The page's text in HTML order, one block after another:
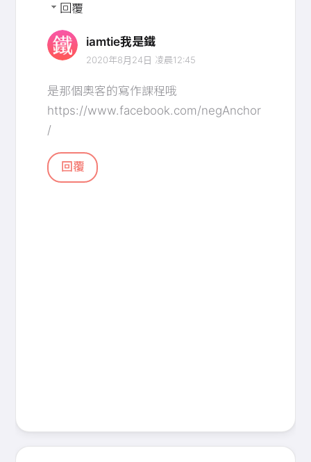
回覆
iamtie我是鐵
2020年8月24日 凌晨12:45
是那個奧客的寫作課程哦
https://www.facebook.com/negAnchor
/
回覆